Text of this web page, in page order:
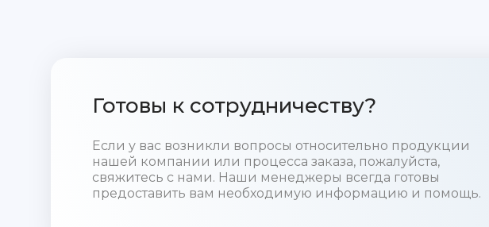
Готовы к сотрудничеству?
Если у вас возникли вопросы относительно продукции
нашей компании или процесса заказа, пожалуйста,
свяжитесь с нами. Наши менеджеры всегда готовы
предоставить вам необходимую информацию и помощь.